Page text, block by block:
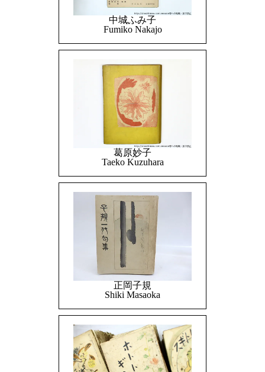
中城ふみ子
Fumiko Nakajo
葛原妙子
Taeko Kuzuhara
正岡子規
Shiki Masaoka